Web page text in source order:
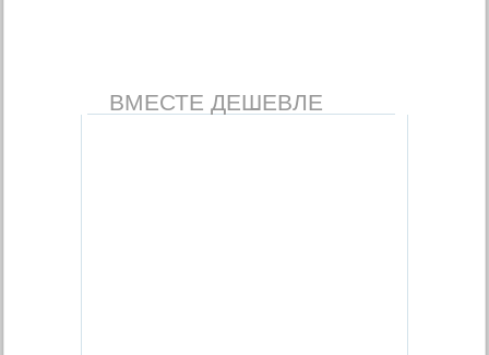
ВМЕСТЕ ДЕШЕВЛЕ